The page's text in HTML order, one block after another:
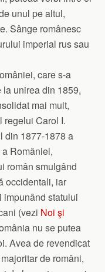
unul pe altul,
Sânge românesc
imperial rus sau
care s-a
unirea din 1859,
mai mult,
regelui Carol I.
din 1877-1878 a
României,
român smulgând
occidentali, iar
statului
(vezi Noi şi
nu se putea
Avea de revendicat
de români,